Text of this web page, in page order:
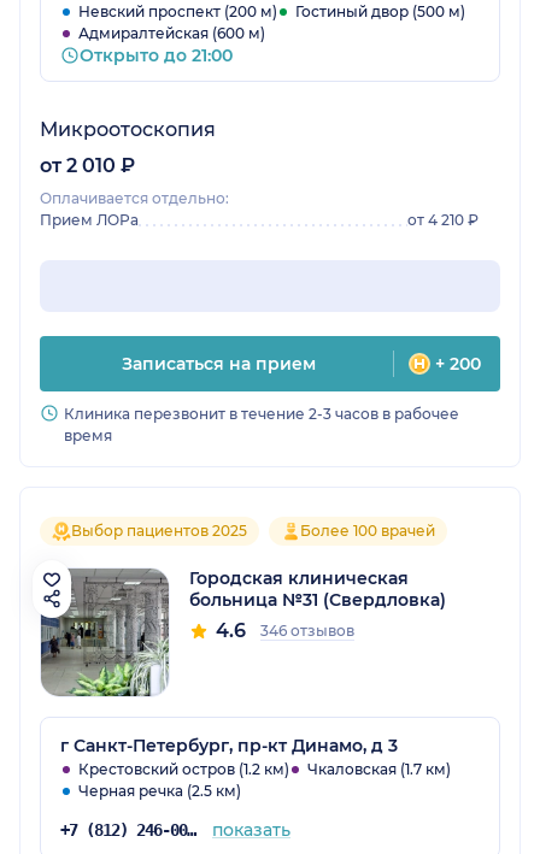
Невский проспект (200 м)
Гостиный двор (500 м)
Адмиралтейская (600 м)
Открыто до 21:00
Микроотоскопия
от 2 010 ₽
Оплачивается отдельно:
Прием ЛОРа
от 4 210 ₽
Записаться на прием + 200
Клиника перезвонит в течение 2-3 часов в рабочее
время
Выбор пациентов 2025 Более 100 врачей
Городская клиническая
больница №31 (Свердловка)
4.6 346 отзывов
г Санкт-Петербург, пр-кт Динамо, д 3
Крестовский остров (1.2 км)
Чкаловская (1.7 км)
Черная речка (2.5 км)
+7 (812) 246-00-24 показать